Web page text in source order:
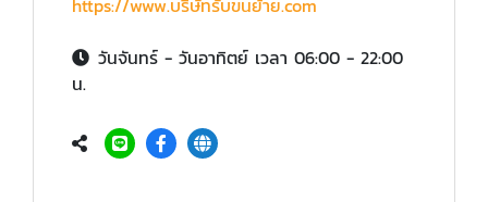
https://www.บริษัทรับขนย้าย.com
วันจันทร์ - วันอาทิตย์ เวลา 06:00 - 22:00
น.